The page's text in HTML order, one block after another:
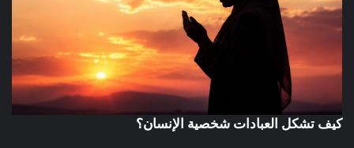
كيف تشكل العبادات شخصية الإنسان؟